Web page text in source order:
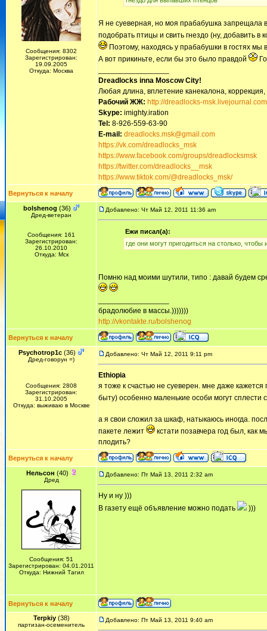
Сообщения: 8302
Зарегистрирован:
19.09.2005
Откуда: Москва
Я не суеверная, но моя прабабушка запрещала
подобрать птицы и свить гнездо (ну, добавить в
Поэтому, находясь у прабабушки в гостях мы
А вот прикиньте, если бы это было правдой
Dreadlocks inna Moscow Сity!
Любая длина, вплетение канекалона,
Рабочий ЖЖ: http://dreadlocks-
Skype: imighty.iration
Tel: 8-926-559-63-90
E-mail: dreadlocks.msk@gmail.com
https://vk.com/dreadlocks_msk
https://www.facebook.com/groups/dreadlocksmsk
https://twitter.com/dreadlocks__msk
https://www.tiktok.com/@dreadlocks_msk/
Вернуться к началу
bolshenog (36)
Дред-ветеран
Сообщения: 161
Зарегистрирован:
26.10.2010
Откуда: Мск
Добавлено: Чт Май 12, 2011 11:36 am
Ежи писал(а):
где они могут пригодиться на столько, чтобы
Помню над моими шутили, типо : давай будем
брадолюбие в массы.)))))))
http://vkontakte.ru/bolshenog
Вернуться к началу
Psychotrop1c (36)
Дред-говорун =)
Сообщения: 2808
Зарегистрирован:
31.10.2005
Откуда: выживаю в Москве
Добавлено: Чт Май 12, 2011 9:11 pm
Ethiopia
я тоже к счастью не суеверен. мне даже
быту) особенно маленькие особи могут сплести
а я свои сложил за шкаф, натыкаюсь иногда.
пакете лежит
кстати позавчера год был, как
плодить?
Вернуться к началу
Нельсон (40)
Дред
Сообщения: 51
Зарегистрирован: 04.01.2011
Откуда: Нижний Тагил
Добавлено: Пт Май 13, 2011 2:32 am
Ну и ну )))
В газету ещё объявление можно подать
)))
Вернуться к началу
Terpkiy(38)
партизан-осеменитель
Добавлено: Пт Май 13, 2011 9:40 am